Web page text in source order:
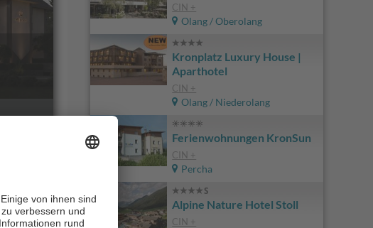
CIN +
Olang / Oberolang
Kronplatz Luxury House |
Aparthotel
CIN +
Olang / Niederolang
Ferienwohnungen KronSun
CIN +
Percha
Alpine Nature Hotel Stoll
CIN +